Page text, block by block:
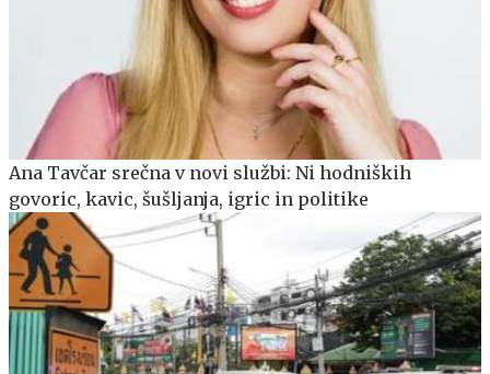
Ana Tavčar srečna v novi službi: Ni hodniških
govoric, kavic, šušljanja, igric in politike